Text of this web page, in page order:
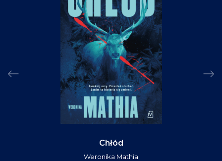
Chłód
Weronika Mathia